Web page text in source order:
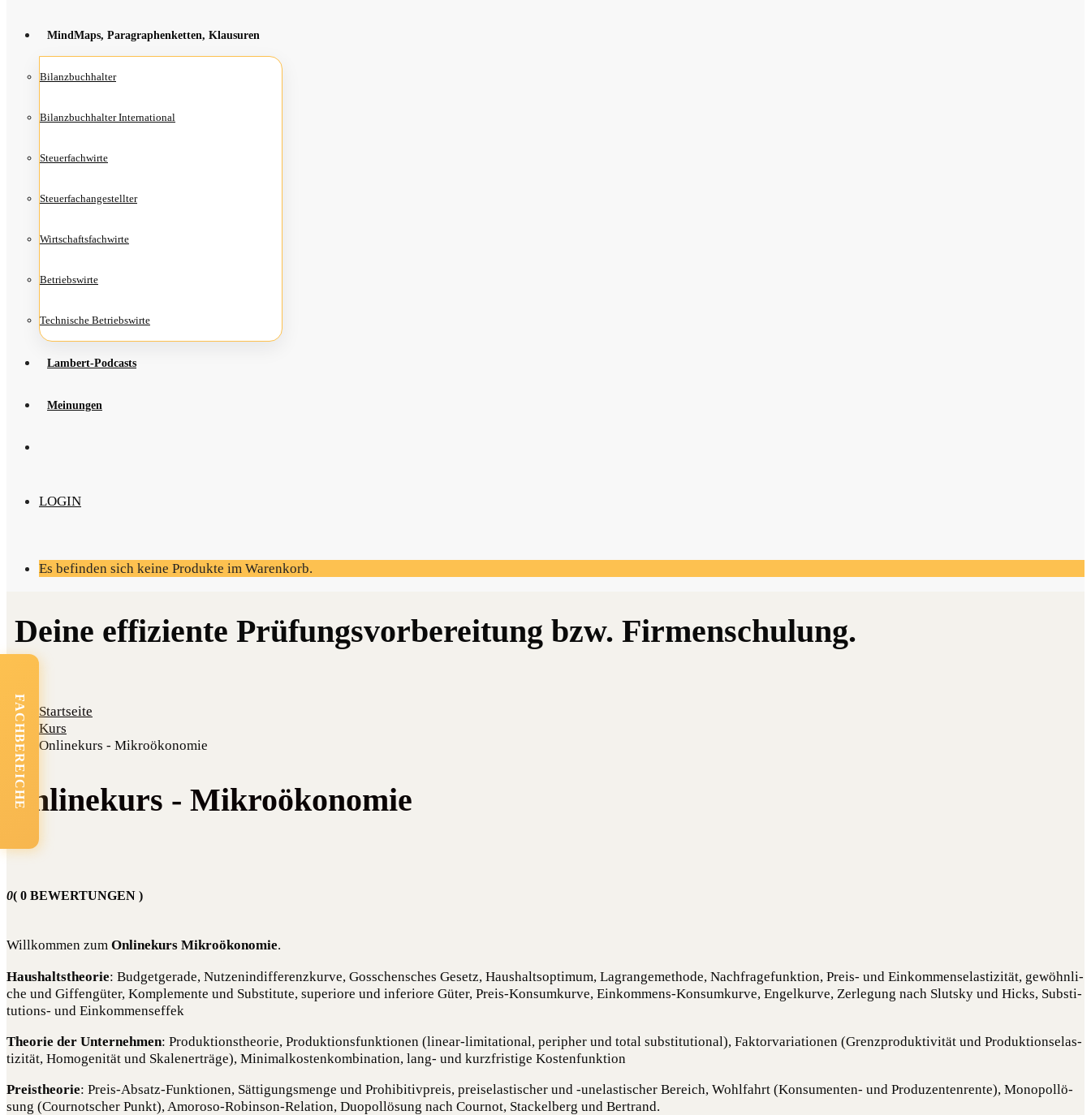
Mind­Maps, Para­gra­phen­ket­ten, Klausuren
Bilanz­buch­hal­ter
Bilanz­buch­hal­ter International
Steu­er­fach­wir­te
Steu­er­fach­an­ge­stell­ter
Wirt­schafts­fach­wir­te
Betriebs­wir­te
Tech­ni­sche Betriebswirte
Lam­­bert-Pod­­casts
Mei­nun­gen
LOGIN
Es befinden sich keine Produkte im Warenkorb.
Startseite
Kurs
Onlinekurs - Mikroökonomie
Onlinekurs - Mikroökonomie
0( 0 BEWERTUNGEN )
Will­kom­men zum Online­kurs Mikro­öko­no­mie.
Haus­halts­theo­rie: Bud­get­ge­ra­de, Nut­zen­in­dif­fe­renz­kur­ve, Gos­schen­sches Gesetz, Haus­halts­op­ti­mum, Lagran­ge­me­tho­de, Nach­fra­ge­funk­ti­on, Preis- und Ein­kom­men­selas­ti­zi­tät, gewöhn­li­
che und Gif­fen­gü­ter, Kom­ple­men­te und Sub­sti­tu­te, supe­rio­re und infe­rio­re Güter, Preis-Kon­sum­kur­ve, Ein­kom­mens-Kon­sum­kur­ve, Engel­kur­ve, Zer­le­gung nach Slut­sky und Hicks, Sub­sti­
tu­ti­ons- und Einkommenseffek
Theo­rie der Unter­neh­men: Pro­duk­ti­ons­theo­rie, Pro­duk­ti­ons­funk­tio­nen (line­ar-limi­ta­tio­nal, peri­pher und total sub­sti­tu­tio­nal), Fak­tor­va­ria­tio­nen (Grenz­pro­duk­ti­vi­tät und Pro­duk­ti­ons­elas­
ti­zi­tät, Homo­ge­ni­tät und Ska­len­er­trä­ge), Mini­mal­kos­ten­kom­bi­na­ti­on, lang- und kurz­fris­ti­ge Kostenfunktion
Preis­theo­rie: Preis-Absatz-Funk­tio­nen, Sät­ti­gungs­men­ge und Pro­hi­bi­tiv­preis, preis­e­las­ti­scher und ‑unelas­ti­scher Bereich, Wohl­fahrt (Kon­su­men­ten- und Pro­du­zen­ten­ren­te), Mono­pol­lö­
sung (Cour­not­scher Punkt), Amo­roso-Robin­son-Rela­ti­on, Duo­pol­lö­sung nach Cour­not, Sta­ckel­berg und Bertrand.
FACHBEREICHE